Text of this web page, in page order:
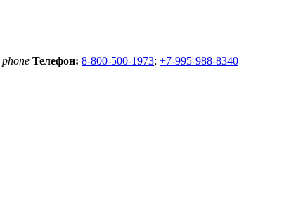
phone Телефон: 8-800-500-1973; +7-995-988-8340